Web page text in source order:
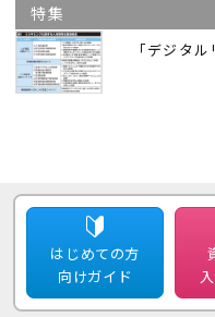
特集
「デジタ
はじめての方
向けガイド